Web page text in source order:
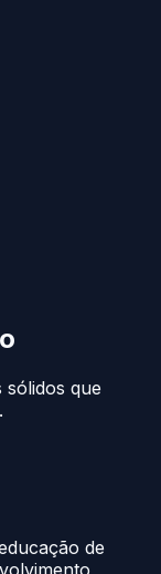
que
de